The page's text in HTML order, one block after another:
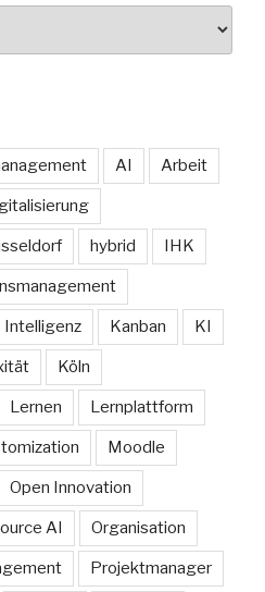
AI Arbeit
hybrid IHK
Intelligenz Kanban KI
Köln
Lernen Lernplattform
Moodle
Open Innovation
AI Organisation
Projektmanager